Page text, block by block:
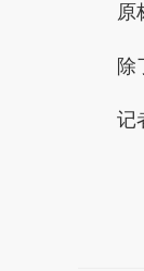
原标
除了
记者